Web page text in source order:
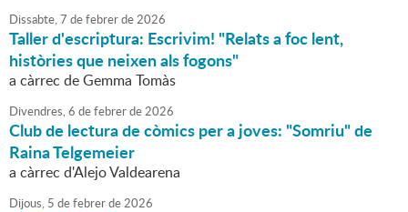
Dissabte,7 defebrerde2026
Taller d'escriptura: Escrivim! "Relats a foc lent,
històries que neixen als fogons"
a càrrec de Gemma Tomàs
Divendres,6 defebrerde2026
Club de lectura de còmics per a joves: "Somriu" de
Raina Telgemeier
a càrrec d'Alejo Valdearena
Dijous, 5 defebrerde2026